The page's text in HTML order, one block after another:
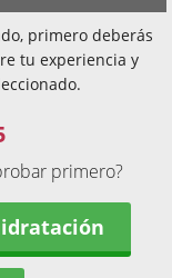
primero deberás
tu experiencia y
primero?